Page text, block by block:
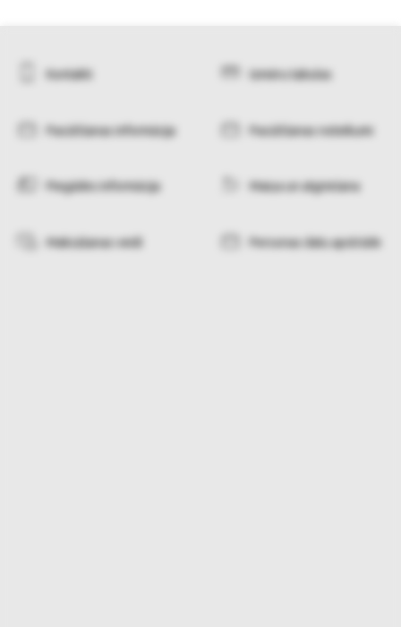
Kontakti Izmēru tabulas
Pasūtīšanas informācija Pasūtīšanas noteikumi
Piegādes informācija Maiņa un atgriešana
Maksāšanas veidi Personas datu apstrāde